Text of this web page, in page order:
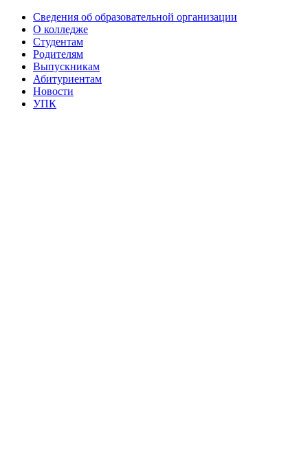
Сведения об образовательной организации
О колледже
Студентам
Родителям
Выпускникам
Абитуриентам
Новости
УПК